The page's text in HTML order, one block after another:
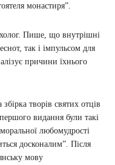
монастиря”.
Пише, що внутрішні
так і імпульсом для
причини їхнього
творів святих отців
видання були такі
любомудрості
досконалим”. Після
мову